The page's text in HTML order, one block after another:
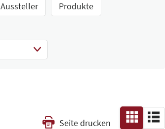
Aussteller Produkte
Seite drucken